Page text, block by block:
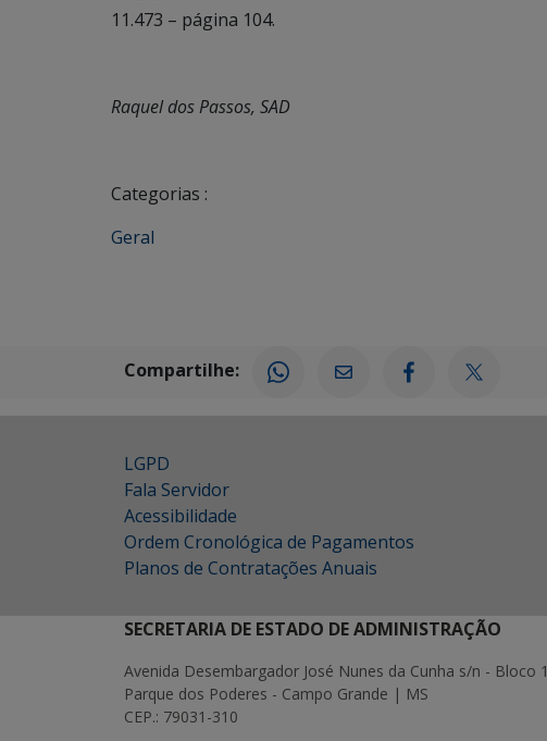
11.473 – página 104.
Raquel dos Passos, SAD
Categorias :
Geral
Compartilhe:
LGPD
Fala Servidor
Acessibilidade
Ordem Cronológica de Pagamentos
Planos de Contratações Anuais
SECRETARIA DE ESTADO DE ADMINISTRAÇÃO
Avenida Desembargador José Nunes da Cunha s/n - Bloco 1
Parque dos Poderes - Campo Grande | MS
CEP.: 79031-310